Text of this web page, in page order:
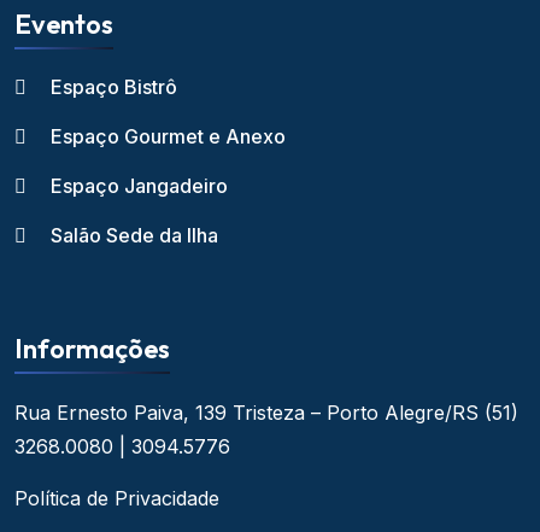
Eventos
Espaço Bistrô
Espaço Gourmet e Anexo
Espaço Jangadeiro
Salão Sede da Ilha
Informações
Rua Ernesto Paiva, 139 Tristeza – Porto Alegre/RS (51)
3268.0080 | 3094.5776
Política de Privacidade